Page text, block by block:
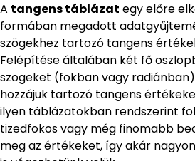
A tangens táblázat egy előre
formában megadott
szögekhez tartozó tangens
Felépítése általában két fő
szögeket (fokban vagy
hozzájuk tartozó tangens
ilyen táblázatokban rendszerint
tizedfokos vagy még finomabb
meg az értékeket, így akár